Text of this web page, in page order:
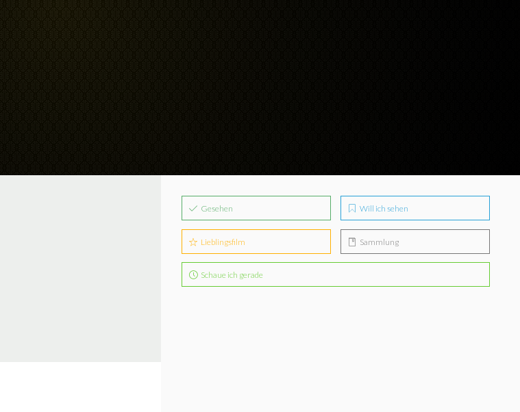
Gesehen Will ich sehen
Lieblingsfilm Sammlung
Schaue ich gerade